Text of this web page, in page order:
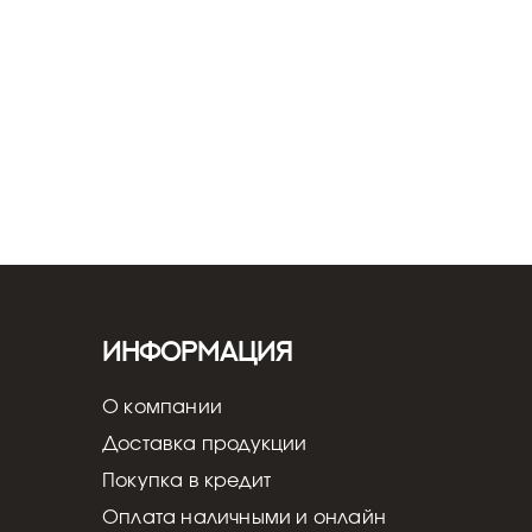
Информация
О компании
Доставка продукции
Покупка в кредит
Оплата наличными и онлайн